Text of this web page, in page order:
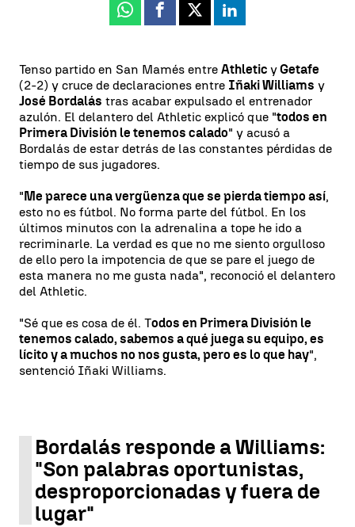
Whatsapp
Facebook
X Linkedin
Tenso partido en San Mamés entre Athletic yGetafe
(2-2) y cruce de declaraciones entre Iñaki Williams y
José Bordalás tras acabar expulsado el entrenador
azulón. El delantero del Athletic explicó que "todos en
Primera División le tenemos calado" y acusó a
Bordalás de estar detrás de las constantes pérdidas de
tiempo de sus jugadores.
"Me parece una vergüenza que se pierda tiempo así,
esto no es fútbol. No forma parte del fútbol. En los
últimos minutos con la adrenalina a tope he ido a
recriminarle. La verdad es que no me siento orgulloso
de ello pero la impotencia de que se pare el juego de
esta manera no me gusta nada", reconoció el delantero
del Athletic.
"Sé que es cosa de él. Todos en Primera División le
tenemos calado, sabemos a qué juega su equipo, es
lícito y a muchos no nos gusta, pero es lo que hay",
sentenció Iñaki Williams.
Bordalás responde a Williams:
"Son palabras oportunistas,
desproporcionadas y fuera de
lugar"